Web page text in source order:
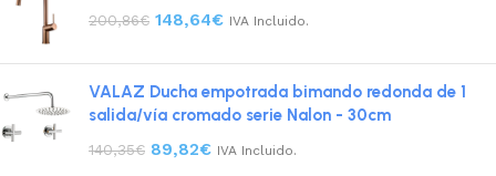
200,86€ 148,64€ IVA Incluido.
VALAZ Ducha empotrada bimando redonda de 1
salida/vía cromado serie Nalon - 30cm
140,35€ 89,82€ IVA Incluido.